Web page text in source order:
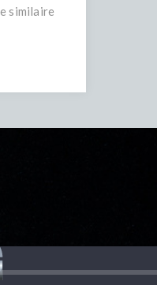
similaire